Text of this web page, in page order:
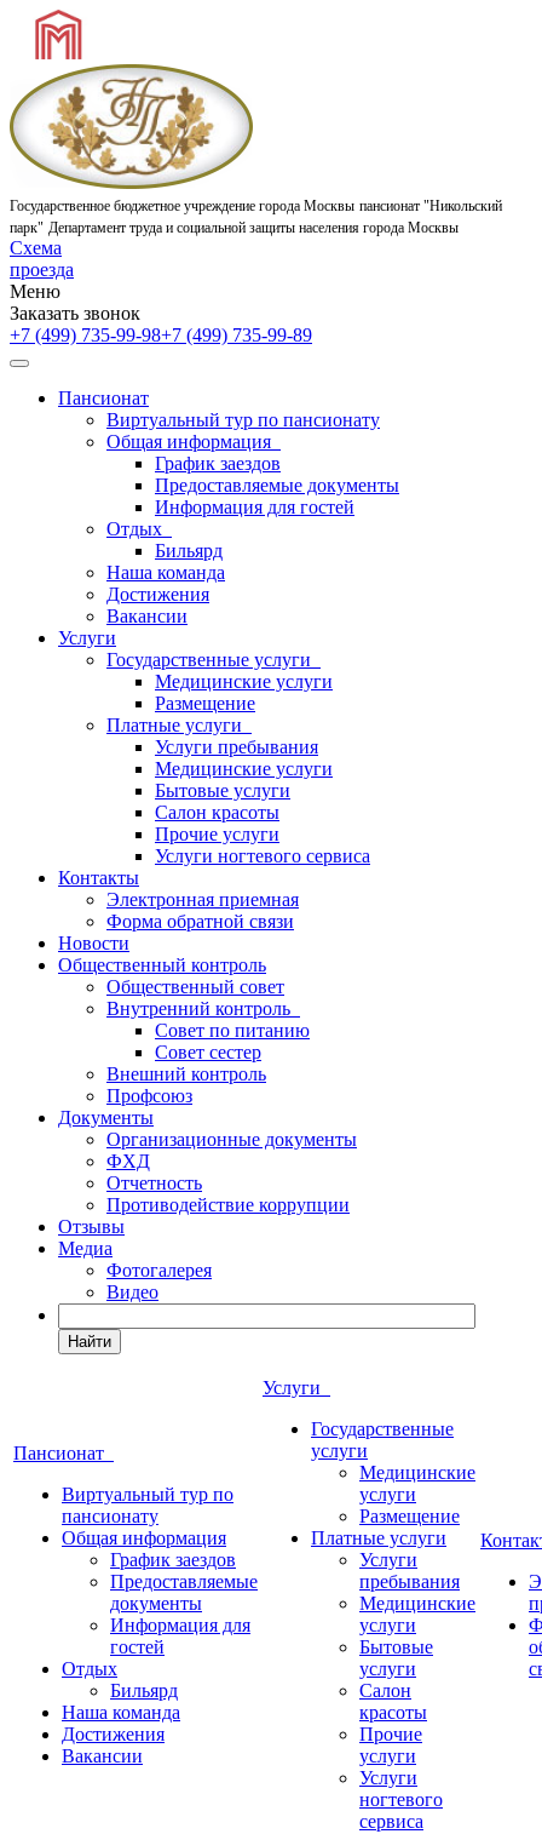
Государственное бюджетное учреждение города Москвы пансионат "Никольский
парк" Департамент труда и социальной защиты населения города Москвы
Схема
проезда
Меню
Заказать звонок
+7 (499) 735-99-98+7 (499) 735-99-89
Пансионат
Виртуальный тур по пансионату
Общая информация
График заездов
Предоставляемые документы
Информация для гостей
Отдых
Бильярд
Наша команда
Достижения
Вакансии
Услуги
Государственные услуги
Медицинские услуги
Размещение
Платные услуги
Услуги пребывания
Медицинские услуги
Бытовые услуги
Салон красоты
Прочие услуги
Услуги ногтевого сервиса
Контакты
Электронная приемная
Форма обратной связи
Новости
Общественный контроль
Общественный совет
Внутренний контроль
Совет по питанию
Совет сестер
Внешний контроль
Профсоюз
Документы
Организационные документы
ФХД
Отчетность
Противодействие коррупции
Отзывы
Медиа
Фотогалерея
Видео
Найти
Пансионат
Виртуальный тур по
пансионату
Общая информация
График заездов
Предоставляемые
документы
Информация для
гостей
Отдых
Бильярд
Наша команда
Достижения
Вакансии
Услуги
Государственные
услуги
Медицинские
услуги
Размещение
Платные услуги
Услуги
пребывания
Медицинские
услуги
Бытовые
услуги
Салон
красоты
Прочие
услуги
Услуги
ногтевого
сервиса